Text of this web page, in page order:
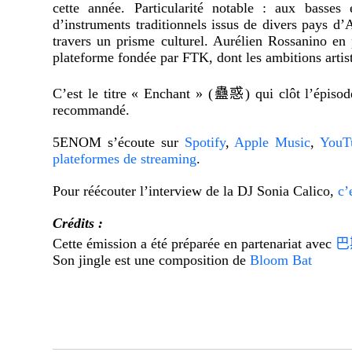
cette année. Particularité notable : aux
d’instruments traditionnels issus de divers pays
travers un prisme culturel. Aurélien Rossanino
plateforme fondée par FTK, dont les ambitions
C’est le titre « Enchant » (蠱惑) qui clôt
recommandé.
5ENOM s’écoute sur Spotify,Apple Music,
plateformes de streaming.
Pour réécouter l’interview de la DJ Sonia Calico,
Crédits :
Cette émission a été préparée en partenariat avec
Son jingle est une composition deBloom Bat